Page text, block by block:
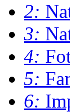
2:
3:
4:
5:
6: